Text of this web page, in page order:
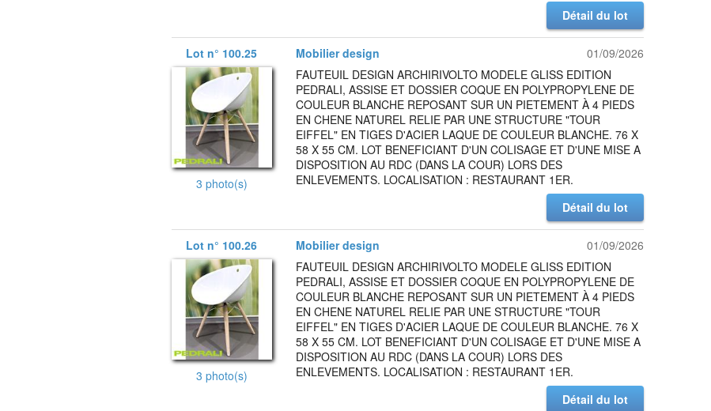
Détail du lot
Lot n° 100.25 Mobilier design 01/09/2026
3 photo(s)
FAUTEUIL DESIGN ARCHIRIVOLTO MODELE GLISS EDITION
PEDRALI, ASSISE ET DOSSIER COQUE EN POLYPROPYLENE DE
COULEUR BLANCHE REPOSANT SUR UN PIETEMENT À 4 PIEDS
EN CHENE NATUREL RELIE PAR UNE STRUCTURE "TOUR
EIFFEL" EN TIGES D'ACIER LAQUE DE COULEUR BLANCHE. 76 X
58 X 55 CM. LOT BENEFICIANT D'UN COLISAGE ET D'UNE MISE A
DISPOSITION AU RDC (DANS LA COUR) LORS DES
ENLEVEMENTS. LOCALISATION : RESTAURANT 1ER.
Détail du lot
Lot n° 100.26 Mobilier design 01/09/2026
3 photo(s)
FAUTEUIL DESIGN ARCHIRIVOLTO MODELE GLISS EDITION
PEDRALI, ASSISE ET DOSSIER COQUE EN POLYPROPYLENE DE
COULEUR BLANCHE REPOSANT SUR UN PIETEMENT À 4 PIEDS
EN CHENE NATUREL RELIE PAR UNE STRUCTURE "TOUR
EIFFEL" EN TIGES D'ACIER LAQUE DE COULEUR BLANCHE. 76 X
58 X 55 CM. LOT BENEFICIANT D'UN COLISAGE ET D'UNE MISE A
DISPOSITION AU RDC (DANS LA COUR) LORS DES
ENLEVEMENTS. LOCALISATION : RESTAURANT 1ER.
Détail du lot